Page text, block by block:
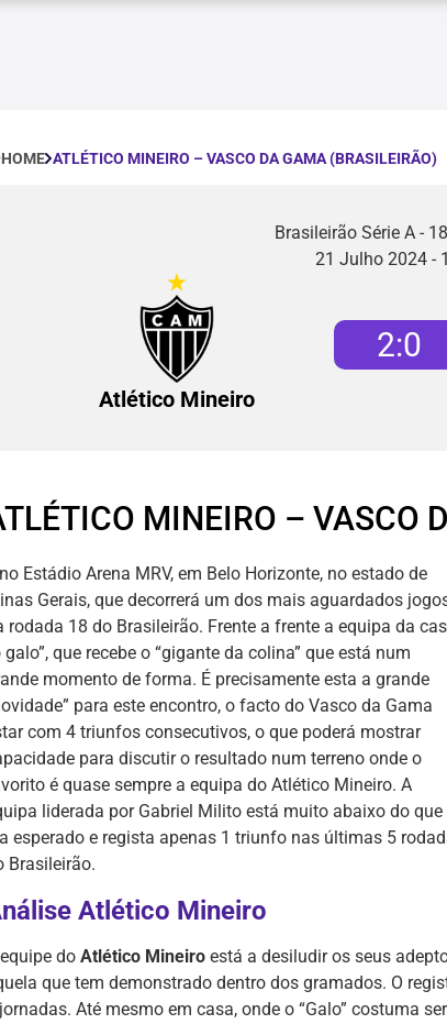
HOME ATLÉTICO MINEIRO – VASCO DA GAMA (BRASILEIRÃO)
Brasileirão Série A -
21 Julho 2024 -
Atlético Mineiro
2:0
MINEIRO – VASCO
Estádio Arena MRV, em Belo Horizonte, no estado de
Gerais, que decorrerá um dos mais aguardados
rodada 18 do Brasileirão. Frente a frente a equipa da
galo”, que recebe o “gigante da colina” que está num
momento de forma. É precisamente esta a grande
para este encontro, o facto do Vasco da Gama
com 4 triunfos consecutivos, o que poderá mostrar
para discutir o resultado num terreno onde o
é quase sempre a equipa do Atlético Mineiro. A
liderada por Gabriel Milito está muito abaixo do que
esperado e regista apenas 1 triunfo nas últimas 5
Brasileirão.
Atlético Mineiro
do Atlético Mineiroestá a desiludir os seus
que tem demonstrado dentro dos gramados. O
Até mesmo em casa, onde o “Galo” costuma